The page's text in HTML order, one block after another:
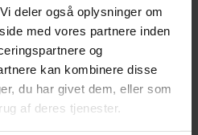
deler også oplysninger om
med vores partnere inden
og
kan kombinere disse
du har givet dem, eller som
af deres tjenester.